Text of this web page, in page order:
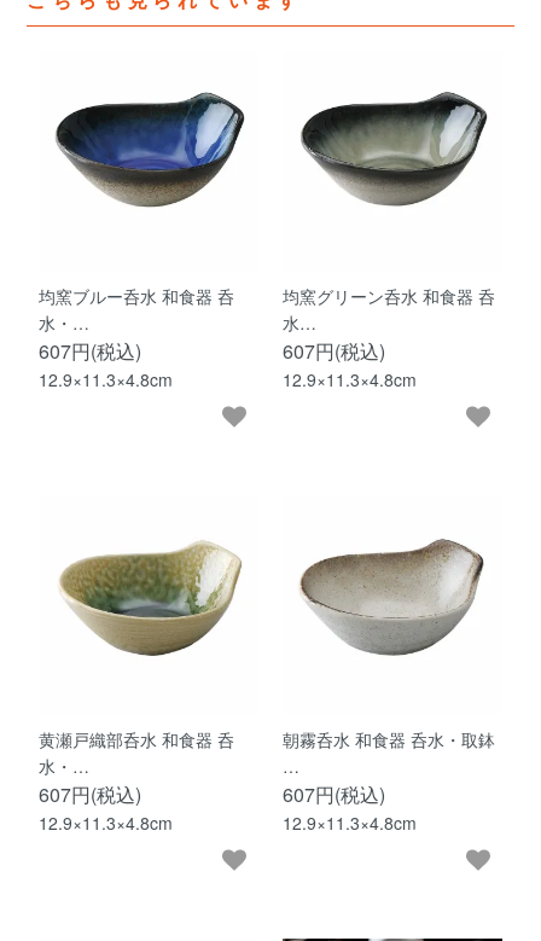
均窯ブルー呑水 和食器 呑
水・…
607円(税込)
12.9×11.3×4.8cm
均窯グリーン呑水 和食器 呑
水…
607円(税込)
12.9×11.3×4.8cm
黄瀬戸織部呑水 和食器 呑
水・…
607円(税込)
12.9×11.3×4.8cm
朝霧呑水 和食器 呑水・取鉢
…
607円(税込)
12.9×11.3×4.8cm